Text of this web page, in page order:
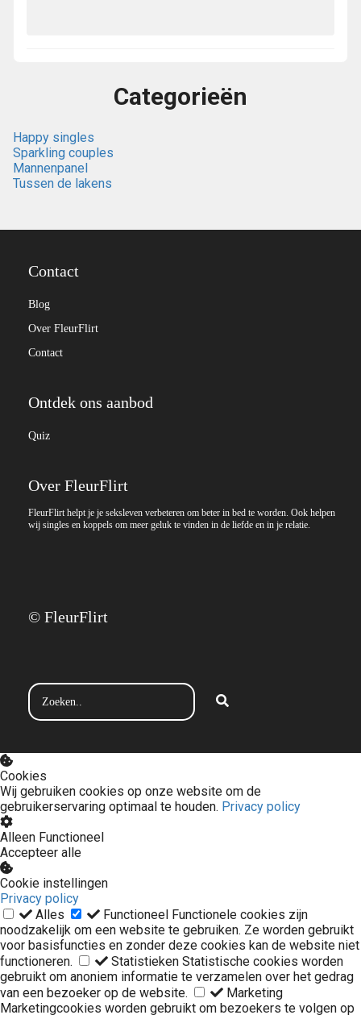
Categorieën
Happy singles
Sparkling couples
Mannenpanel
Tussen de lakens
Contact
Blog
Over FleurFlirt
Contact
Ontdek ons aanbod
Quiz
Over FleurFlirt
FleurFlirt helpt je je seksleven verbeteren om beter in bed te worden. Ook helpen
wij singles en koppels om meer geluk te vinden in de liefde en in je relatie.
© FleurFlirt
Cookies
Wij gebruiken cookies op onze website om de
gebruikerservaring optimaal te houden. Privacy policy
Alleen Functioneel
Accepteer alle
Cookie instellingen
Privacy policy
Alles
Functioneel Functionele cookies zijn
noodzakelijk om een website te gebruiken. Ze worden gebruikt
voor basisfuncties en zonder deze cookies kan de website niet
functioneren.
Statistieken Statistische cookies worden
gebruikt om anoniem informatie te verzamelen over het gedrag
van een bezoeker op de website.
Marketing
Marketingcookies worden gebruikt om bezoekers te volgen op